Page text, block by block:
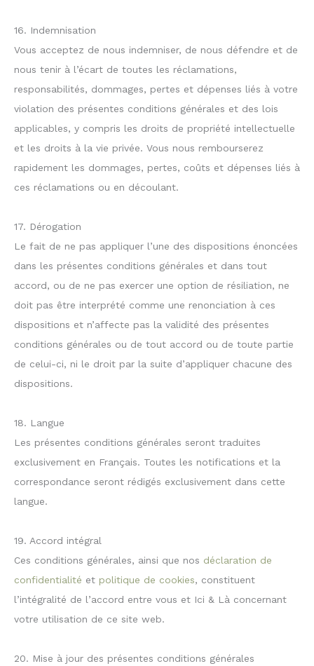
16. Indemnisation
Vous acceptez de nous indemniser, de nous défendre et de
nous tenir à l’écart de toutes les réclamations,
responsabilités, dommages, pertes et dépenses liés à votre
violation des présentes conditions générales et des lois
applicables, y compris les droits de propriété intellectuelle
et les droits à la vie privée. Vous nous rembourserez
rapidement les dommages, pertes, coûts et dépenses liés à
ces réclamations ou en découlant.
17. Dérogation
Le fait de ne pas appliquer l’une des dispositions énoncées
dans les présentes conditions générales et dans tout
accord, ou de ne pas exercer une option de résiliation, ne
doit pas être interprété comme une renonciation à ces
dispositions et n’affecte pas la validité des présentes
conditions générales ou de tout accord ou de toute partie
de celui-ci, ni le droit par la suite d’appliquer chacune des
dispositions.
18. Langue
Les présentes conditions générales seront traduites
exclusivement en Français. Toutes les notifications et la
correspondance seront rédigés exclusivement dans cette
langue.
19. Accord intégral
Ces conditions générales, ainsi que nos déclaration de
confidentialité et politique de cookies, constituent
l’intégralité de l’accord entre vous et Ici & Là concernant
votre utilisation de ce site web.
20. Mise à jour des présentes conditions générales